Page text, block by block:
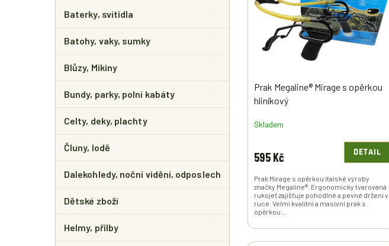
Baterky, svítidla
Batohy, vaky, sumky
Blůzy, Mikiny
Bundy, parky, polní kabáty
Celty, deky, plachty
Čluny, lodě
Dalekohledy, noční vidění, odposlech
Dětské zboží
Helmy, přilby
Prak Megaline® Mirage s opěrkou
hliníkový
Skladem
595 Kč DETAIL
Prak Mirage s opěrkou italské výroby
značky Megaline®. Ergonomicky tvarovaná
rukojeť zajišťuje pohodlné a pevné držení v
ruce. Velmi kvalitní a masívní prak s
opěrkou...